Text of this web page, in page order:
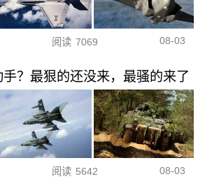
阅读 7069 08-03
？最狠的还没来，最骚的来了
阅读 5642 08-03